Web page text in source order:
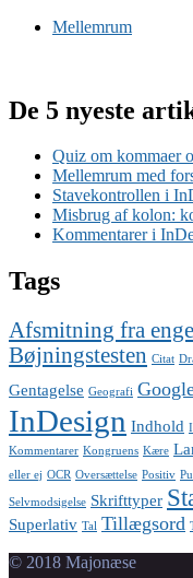
Mellemrum
De 5 nyeste
Quiz om kommaer
Mellemrum med
Stavekontrollen i
Misbrug af kolon:
Kommentarer i
Tags
Afsmitning fra
Bøjningstesten Citat
Gentagelse Geografi
InDesign Indhold
Kommentarer Kongruens Kære
eller ej OCR Oversættelse Positiv
Selvmodsigelse Skrifttyper
Superlativ Tal Tillægsord
© 2018 Majonæse